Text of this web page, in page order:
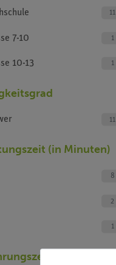
11
7-10 1
10-13 1
11
(in Minuten)
8
2
1
(in Minuten)